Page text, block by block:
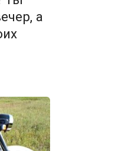
а